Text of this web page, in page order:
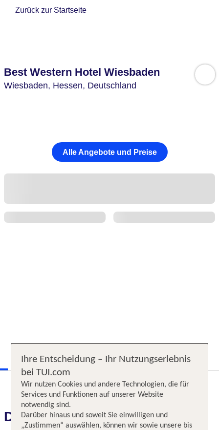
Zurück zur Startseite
Best Western Hotel Wiesbaden
Wiesbaden, Hessen, Deutschland
Alle Angebote und Preise
Das erwartet Sie
Ihre Entscheidung – Ihr Nutzungserlebnis
bei TUI.com
Wir nutzen Cookies und andere Technologien, die für
Services und Funktionen auf unserer Website
notwendig sind.
Darüber hinaus und soweit Sie einwilligen und
„Zustimmen“ auswählen, können wir sowie unsere bis